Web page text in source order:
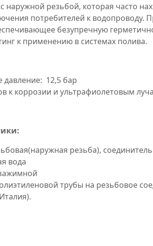
наружной резьбой, которая часто
потребителей к
безупречную
к применению в системах полива.
12,5 бар
к коррозии и ультрафиолетовым
резьба),
вода
трубы на резьбовое